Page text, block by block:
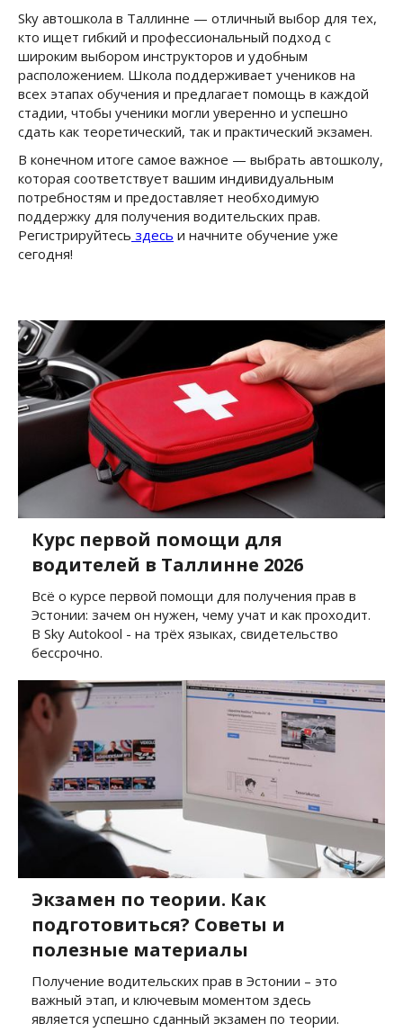
Sky автошкола в Таллинне — отличный выбор для тех,
кто ищет гибкий и профессиональный подход с
широким выбором инструкторов и удобным
расположением. Школа поддерживает учеников на
всех этапах обучения и предлагает помощь в каждой
стадии, чтобы ученики могли уверенно и успешно
сдать как теоретический, так и практический экзамен.
В конечном итоге самое важное — выбрать автошколу,
которая соответствует вашим индивидуальным
потребностям и предоставляет необходимую
поддержку для получения водительских прав.
Регистрируйтесь здесь и начните обучение уже
сегодня!
Курс первой помощи для
водителей в Таллинне 2026
Всё о курсе первой помощи для получения прав в
Эстонии: зачем он нужен, чему учат и как проходит.
В Sky Autokool - на трёх языках, свидетельство
бессрочно.
Экзамен по теории. Как
подготовиться? Советы и
полезные материалы
Получение водительских прав в Эстонии – это
важный этап, и ключевым моментом здесь
является успешно сданный экзамен по теории.